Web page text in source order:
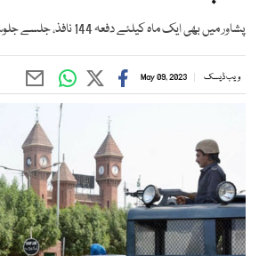
پشاور میں بھی ایک ماہ کیلئے دفعہ 144 نافذ، جلسے جلوس پر مکمل پابندی عائد
ویب ڈیسک May 09, 2023